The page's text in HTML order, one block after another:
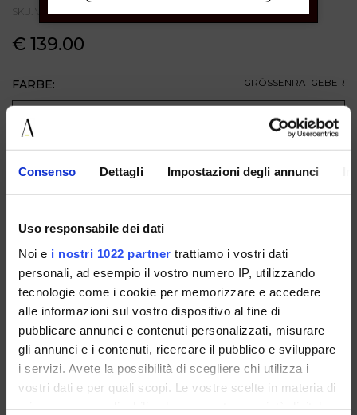
Consenso Dettagli Impostazioni degli annunci
Uso responsabile dei dati
Noi e i nostri 1022 partner trattiamo i vostri dati
personali, ad esempio il vostro numero IP, utilizzando
tecnologie come i cookie per memorizzare e accedere
alle informazioni sul vostro dispositivo al fine di
pubblicare annunci e contenuti personalizzati, misurare
gli annunci e i contenuti, ricercare il pubblico e sviluppare
i servizi. Avete la possibilità di scegliere chi utilizza i
vostri dati e per quali scopi. Le vostre scelte in materia di
SKU: V2575T183VERLUXBORDÒ
€ 139.00
FARBE: GRÖSSENRATGEBER
VERFÜGBAR IN
FLOCCATOBRANDY
NUDE